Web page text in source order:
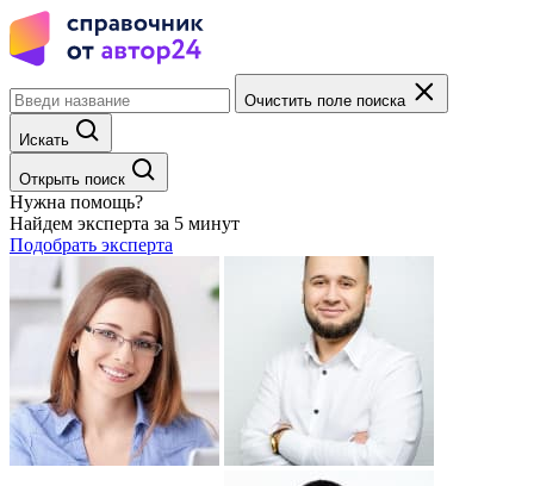
Очистить поле поиска
Искать
Открыть поиск
Нужна помощь?
Найдем эксперта за 5 минут
Подобрать эксперта